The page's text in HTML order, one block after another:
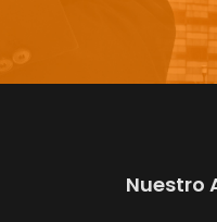
Nuestro